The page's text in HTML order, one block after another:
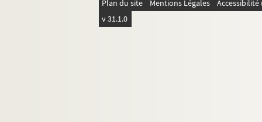
Plan du site Mentions Légales
v 31.1.0